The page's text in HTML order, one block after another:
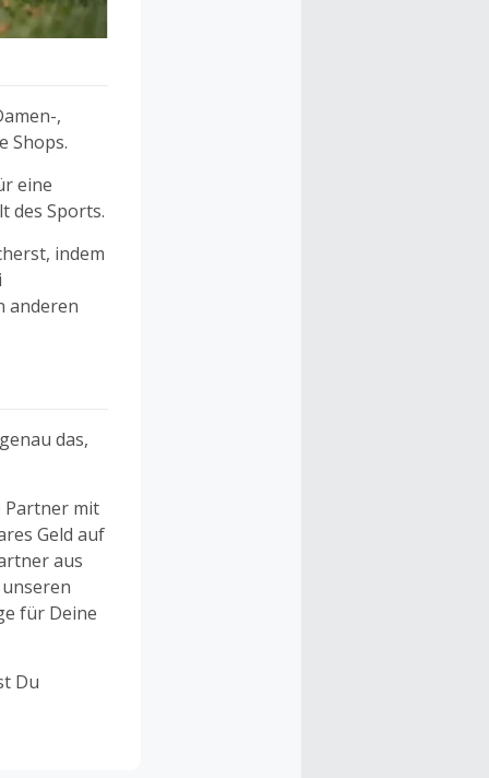
,
Shops.
eine
des Sports.
indem
anderen
das,
Partner mit
Geld auf
aus
unseren
für Deine
Du